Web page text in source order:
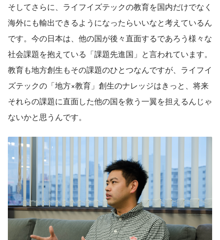
そしてさらに、ライフイズテックの教育を国内だけでなく
海外にも輸出できるようになったらいいなと考えているん
です。今の日本は、他の国が後々直面するであろう様々な
社会課題を抱えている「課題先進国」と言われています。
教育も地方創生もその課題のひとつなんですが、ライフイ
ズテックの「地方×教育」創生のナレッジはきっと、将来
それらの課題に直面した他の国を救う一翼を担えるんじゃ
ないかと思うんです。